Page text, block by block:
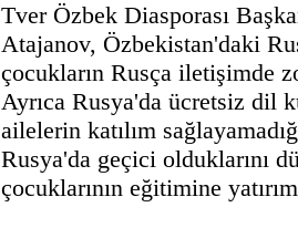
Tver Özbek Diasporası
Atajanov, Özbekistan'daki
çocukların Rusça iletişimde
Ayrıca Rusya'da ücretsiz dil
ailelerin katılım
Rusya'da geçici olduklarını
çocuklarının eğitimine